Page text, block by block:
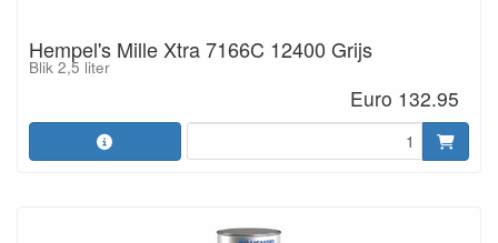
Hempel's Mille Xtra 7166C 12400 Grijs
Blik 2,5 liter
Euro 132.95